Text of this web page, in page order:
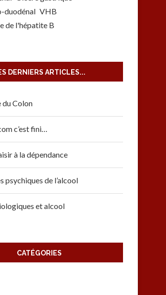
duodénal VHB
de l'hépatite B
DERNIERS ARTICLES...
du Colon
c’est fini…
à la dépendance
psychiques de l’alcool
et alcool
CATÉGORIES